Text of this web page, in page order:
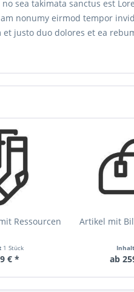
sea takimata sanctus est
nonumy eirmod tempor
et justo duo dolores et ea
Ressourcen
1 Stück
€ *
Artikel mit
Inhalt
ab